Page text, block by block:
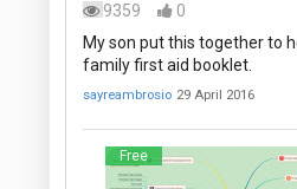
9359
0
My son put this together to
family first aid booklet.
sayreambrosio 29 April 2016
Free